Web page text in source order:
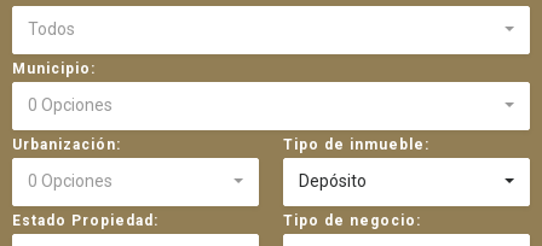
Todos
Municipio:
0 Opciones
Urbanización:
0 Opciones
Tipo de inmueble:
Depósito
Estado Propiedad: Tipo de negocio: